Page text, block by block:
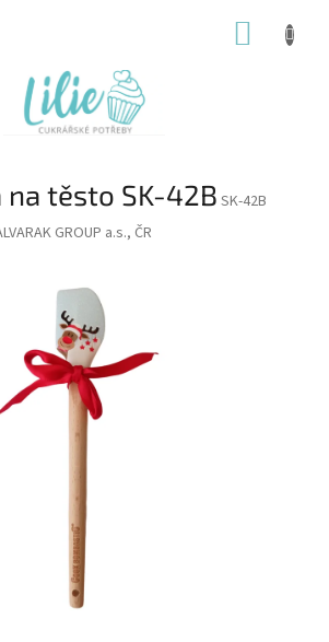
těsto SK-42B SK-42B
GROUP a.s., ČR